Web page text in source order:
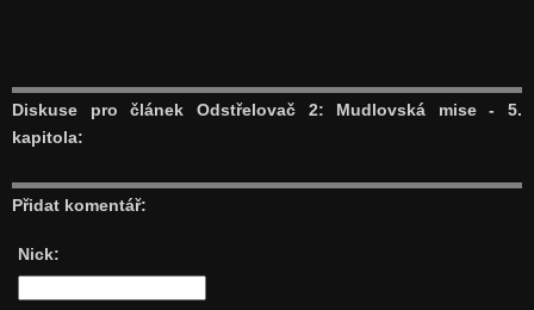
Diskuse pro článek Odstřelovač 2: Mudlovská mise - 5.
kapitola:
Přidat komentář:
Nick: